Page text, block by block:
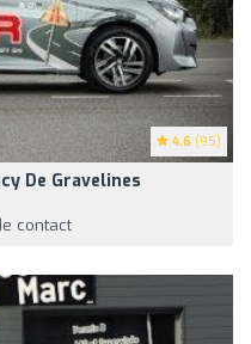
4.6 (95)
De Gravelines
contact